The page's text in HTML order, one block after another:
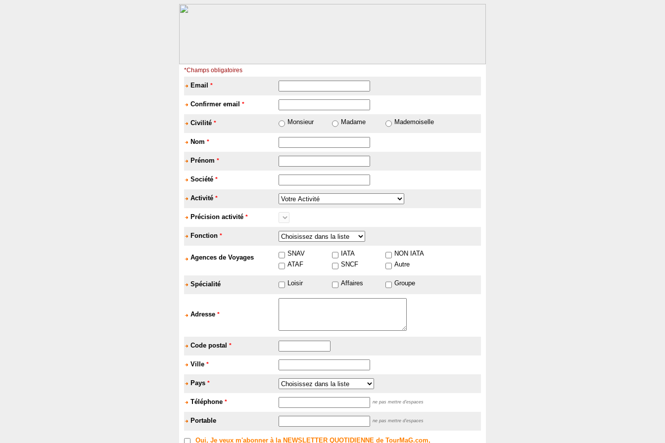
*Champs obligatoires
Email *
Confirmer email *
Civilité * Monsieur Madame Mademoiselle
Nom *
Prénom *
Société *
Activité *
Précision activité *
Fonction *
Agences de Voyages
SNAV IATA
NON IATA
ATAF
SNCF Autre
Spécialité Loisir Affaires Groupe
Adresse *
Code postal *
Ville *
Pays *
Téléphone * ne pas mettre d'espaces
Portable ne pas mettre d'espaces
Oui, Je veux m'abonner à la NEWSLETTER QUOTIDIENNE de TourMaG.com,